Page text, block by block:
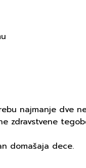
najmanje dve
zdravstvene
domašaja dece.